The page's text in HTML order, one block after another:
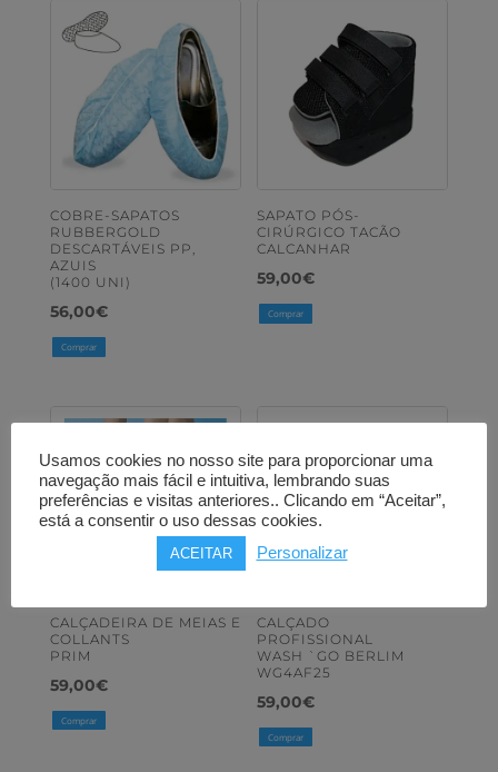
COBRE-SAPATOS
RUBBERGOLD
DESCARTÁVEIS PP,
AZUIS
(1400 UNI)
56,00€
Comprar
SAPATO PÓS-
CIRÚRGICO TACÃO
CALCANHAR
59,00€
Comprar
CALÇADEIRA DE MEIAS E
COLLANTS
PRIM
59,00€
Comprar
CALÇADO
PROFISSIONAL
WASH `GO BERLIM
WG4AF25
59,00€
Comprar
Usamos cookies no nosso site para proporcionar uma
navegação mais fácil e intuitiva, lembrando suas
preferências e visitas anteriores.. Clicando em “Aceitar”,
está a consentir o uso dessas cookies.
ACEITAR Personalizar